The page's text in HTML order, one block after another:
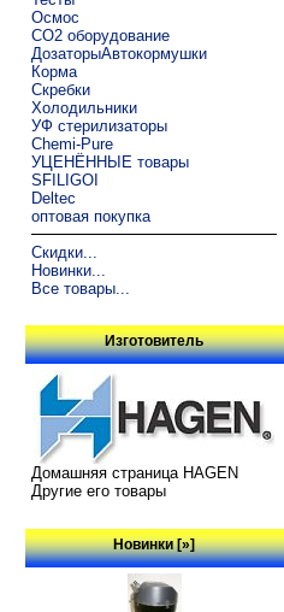
Осмос
CO2 оборудование
ДозаторыАвтокормушки
Корма
Скребки
Холодильники
УФ стерилизаторы
Chemi-Pure
УЦЕНЁННЫЕ товары
SFILIGOI
Deltec
оптовая покупка
Скидки...
Новинки...
Все товары...
Изготовитель
Домашняя страница HAGEN
Другие его товары
Новинки [»]